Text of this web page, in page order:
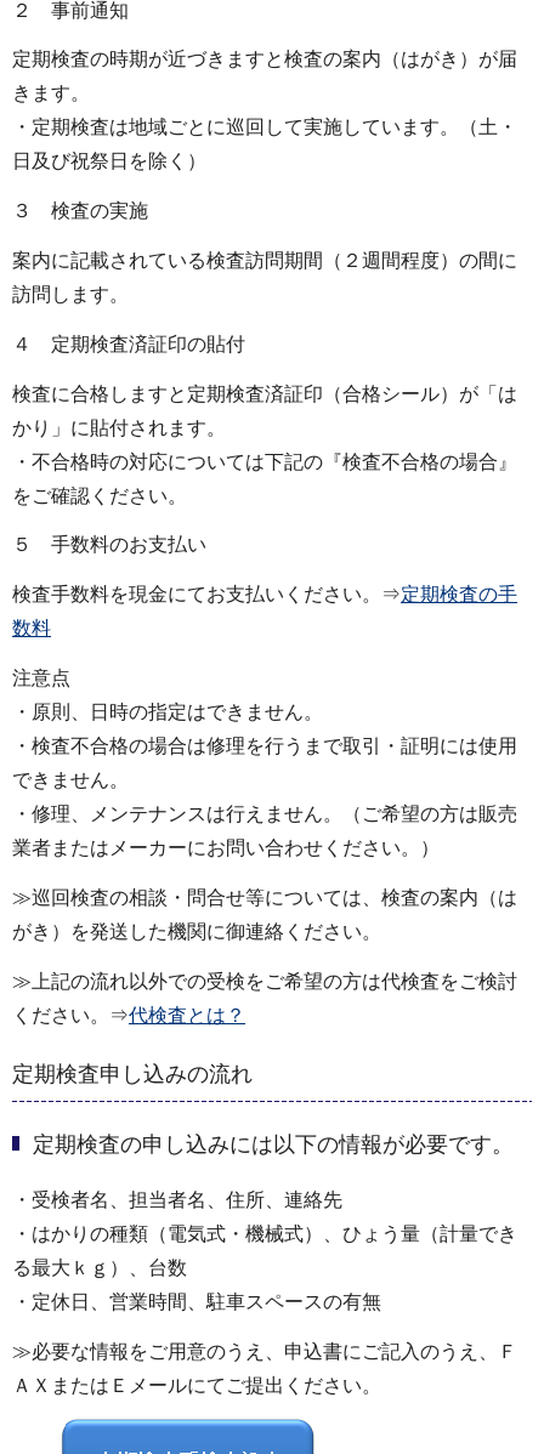
２ 事前通知
定期検査の時期が近づきますと検査の案内（はがき）が届
きます。
・定期検査は地域ごとに巡回して実施しています。（土・
日及び祝祭日を除く）
３ 検査の実施
案内に記載されている検査訪問期間（２週間程度）の間に
訪問します。
４ 定期検査済証印の貼付
検査に合格しますと定期検査済証印（合格シール）が「は
かり」に貼付されます。
・不合格時の対応については下記の『検査不合格の場合』
をご確認ください。
５ 手数料のお支払い
検査手数料を現金にてお支払いください。⇒定期検査の手
数料
注意点
・原則、日時の指定はできません。
・検査不合格の場合は修理を行うまで取引・証明には使用
できません。
・修理、メンテナンスは行えません。（ご希望の方は販売
業者またはメーカーにお問い合わせください。）
≫巡回検査の相談・問合せ等については、検査の案内（は
がき）を発送した機関に御連絡ください。
≫上記の流れ以外での受検をご希望の方は代検査をご検討
ください。⇒代検査とは？
定期検査申し込みの流れ
定期検査の申し込みには以下の情報が必要です。
・受検者名、担当者名、住所、連絡先
・はかりの種類（電気式・機械式）、ひょう量（計量でき
る最大ｋｇ）、台数
・定休日、営業時間、駐車スペースの有無
≫必要な情報をご用意のうえ、申込書にご記入のうえ、Ｆ
ＡＸまたはＥメールにてご提出ください。